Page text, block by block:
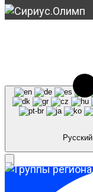
Русский